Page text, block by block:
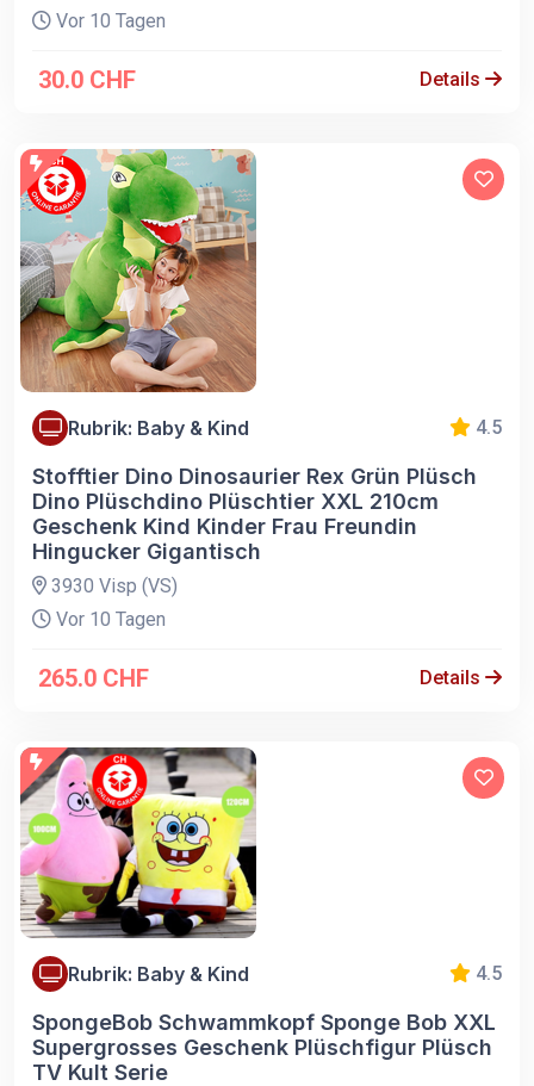
Vor 10 Tagen
30.0 CHF Details
Rubrik: Baby & Kind 4.5
Stofftier Dino Dinosaurier Rex Grün Plüsch
Dino Plüschdino Plüschtier XXL 210cm
Geschenk Kind Kinder Frau Freundin
Hingucker Gigantisch
3930 Visp (VS)
Vor 10 Tagen
265.0 CHF Details
Rubrik: Baby & Kind 4.5
SpongeBob Schwammkopf Sponge Bob XXL
Supergrosses Geschenk Plüschfigur Plüsch
TV Kult Serie